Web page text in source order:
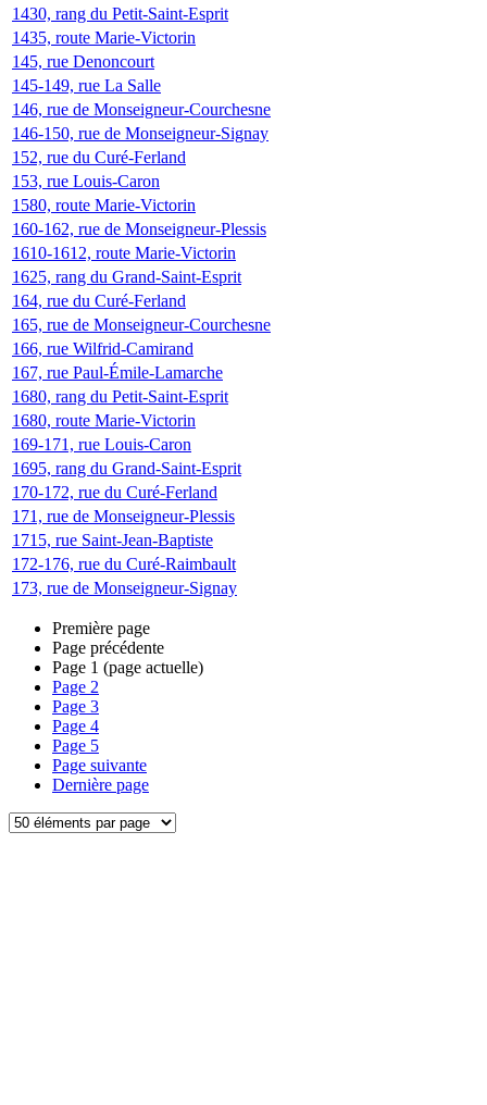
1430, rang du Petit-Saint-Esprit
1435, route Marie-Victorin
145, rue Denoncourt
145-149, rue La Salle
146, rue de Monseigneur-Courchesne
146-150, rue de Monseigneur-Signay
152, rue du Curé-Ferland
153, rue Louis-Caron
1580, route Marie-Victorin
160-162, rue de Monseigneur-Plessis
1610-1612, route Marie-Victorin
1625, rang du Grand-Saint-Esprit
164, rue du Curé-Ferland
165, rue de Monseigneur-Courchesne
166, rue Wilfrid-Camirand
167, rue Paul-Émile-Lamarche
1680, rang du Petit-Saint-Esprit
1680, route Marie-Victorin
169-171, rue Louis-Caron
1695, rang du Grand-Saint-Esprit
170-172, rue du Curé-Ferland
171, rue de Monseigneur-Plessis
1715, rue Saint-Jean-Baptiste
172-176, rue du Curé-Raimbault
173, rue de Monseigneur-Signay
Première page
Page précédente
Page 1 (page actuelle)
Page 2
Page 3
Page 4
Page 5
Page suivante
Dernière page